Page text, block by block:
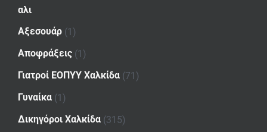
αλι
Αξεσουάρ (1)
Αποφράξεις (1)
Γιατροί ΕΟΠΥΥ Χαλκίδα (71)
Γυναίκα (1)
Δικηγόροι Χαλκίδα (315)